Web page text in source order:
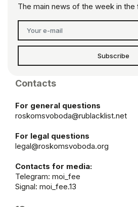
The main news of the week in the
Subscribe
Contacts
For general questions
roskomsvoboda@rublacklist.net
For legal questions
legal@roskomsvoboda.org
Contacts for media:
Telegram: moi_fee
Signal: moi_fee.13